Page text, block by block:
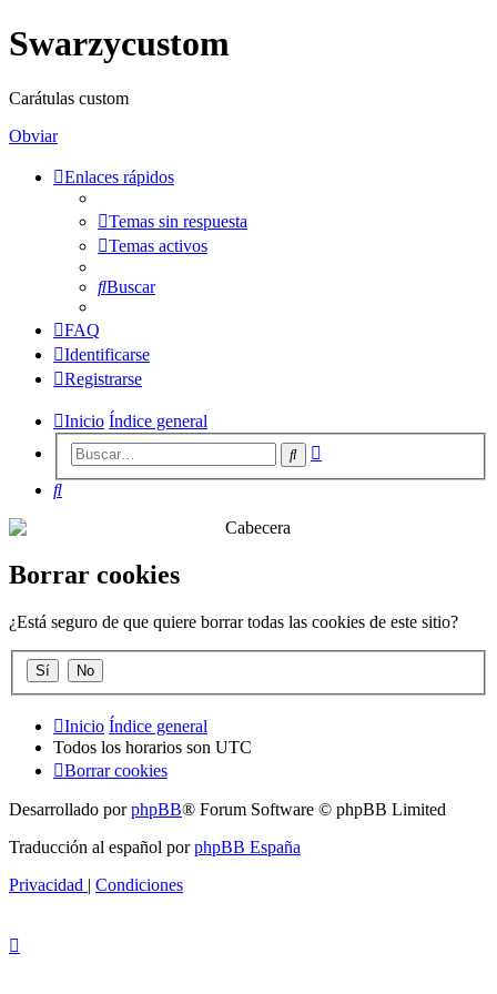
Swarzycustom
Carátulas custom
Obviar
Enlaces rápidos
Temas sin respuesta
Temas activos
Buscar
FAQ
Identificarse
Registrarse
Inicio Índice general
Buscar
Buscar
Borrar cookies
¿Está seguro de que quiere borrar todas las cookies de este sitio?
Inicio Índice general
Todos los horarios son UTC
Borrar cookies
Desarrollado porphpBB® Forum Software © phpBB Limited
Traducción al español porphpBB España
Privacidad | Condiciones